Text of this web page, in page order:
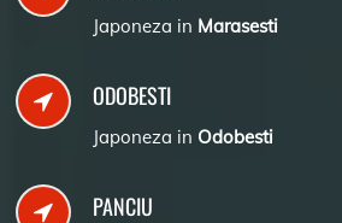
Japoneza in Marasesti
ODOBESTI
Japoneza in Odobesti
PANCIU